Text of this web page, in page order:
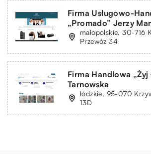
Firma Usługowo-
„Promado” Jerzy
małopolskie, 30-716
Przewóz 34
Firma Handlowa
Tarnowska
łódzkie, 95-070
13D